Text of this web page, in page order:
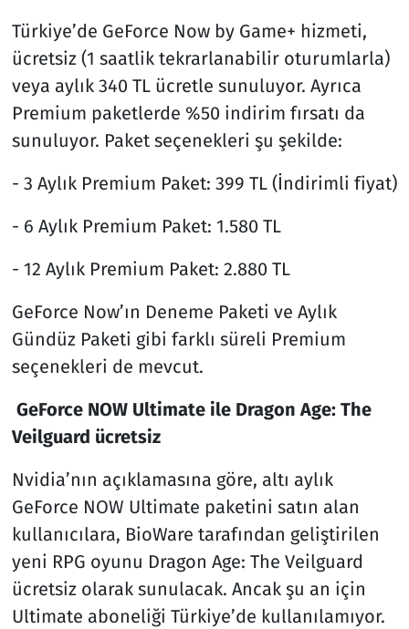
Türkiye’de GeForce Now by Game+ hizmeti,
ücretsiz (1 saatlik tekrarlanabilir oturumlarla)
veya aylık 340 TL ücretle sunuluyor. Ayrıca
Premium paketlerde %50 indirim fırsatı da
sunuluyor. Paket seçenekleri şu şekilde:
- 3 Aylık Premium Paket: 399 TL (İndirimli fiyat)
- 6 Aylık Premium Paket: 1.580 TL
- 12 Aylık Premium Paket: 2.880 TL
GeForce Now’ın Deneme Paketi ve Aylık
Gündüz Paketi gibi farklı süreli Premium
seçenekleri de mevcut.
GeForce NOW Ultimate ile Dragon Age: The
Veilguard ücretsiz
Nvidia’nın açıklamasına göre, altı aylık
GeForce NOW Ultimate paketini satın alan
kullanıcılara, BioWare tarafından geliştirilen
yeni RPG oyunu Dragon Age: The Veilguard
ücretsiz olarak sunulacak. Ancak şu an için
Ultimate aboneliği Türkiye’de kullanılamıyor.